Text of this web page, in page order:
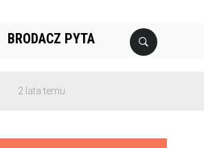
BRODACZ PYTA
2 lata temu